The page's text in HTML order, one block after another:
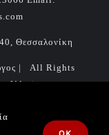
Θεσσαλονίκη
| All Rights
Vdesigns.gr